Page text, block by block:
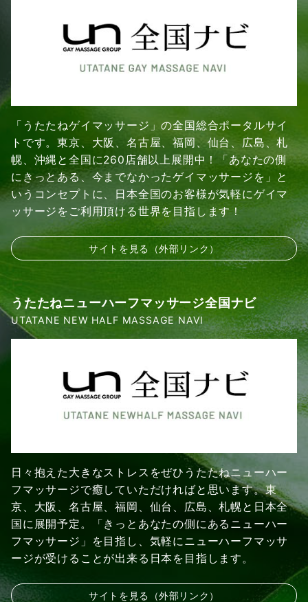
「うたたねゲイマッサージ」の全国総合ポータルサイ
トです。東京、大阪、名古屋、福岡、仙台、広島、札
幌、沖縄と全国に260店舗以上展開中！「あなたの側
にきっとある、今までなかったゲイマッサージを」と
いうコンセプトに、日本全国のお客様が気軽にゲイマ
ッサージをご利用頂ける世界を目指します！
サイトを見る（外部リンク）
うたたねニューハーフマッサージ全国ナビ
UTATANE NEW HALF MASSAGE NAVI
日々抱えた大きなストレスをぜひうたたねニューハー
フマッサージで癒していただければと思います。東
京、大阪、名古屋、福岡、仙台、広島、札幌と日本全
国に展開予定。「きっとあなたの側にあるニューハー
フマッサージ」を目指し、気軽にニューハーフマッサ
ージが受けることが出来る日本を目指します。
サイトを見る（外部リンク）